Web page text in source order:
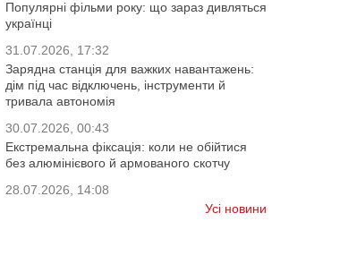
Популярні фільми року: що зараз дивляться
українці
31.07.2026, 17:32
Зарядна станція для важких навантажень:
дім під час відключень, інструменти й
тривала автономія
30.07.2026, 00:43
Екстремальна фіксація: коли не обійтися
без алюмінієвого й армованого скотчу
28.07.2026, 14:08
Усі новини